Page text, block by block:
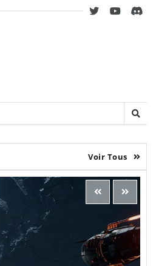
twitteryoutube
Voir Tous